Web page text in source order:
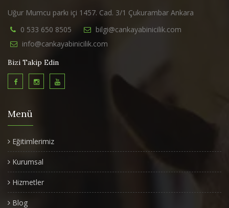
Uğur Mumcu parkı içi 1457. Cad. 3/1 Çukurambar Ankara
0 533 650 8505
bilgi@cankayabinicilik.com
info@cankayabinicilik.com
Bizi Takip Edin
Menü
Eğitimlerimiz
Kurumsal
Hizmetler
Blog